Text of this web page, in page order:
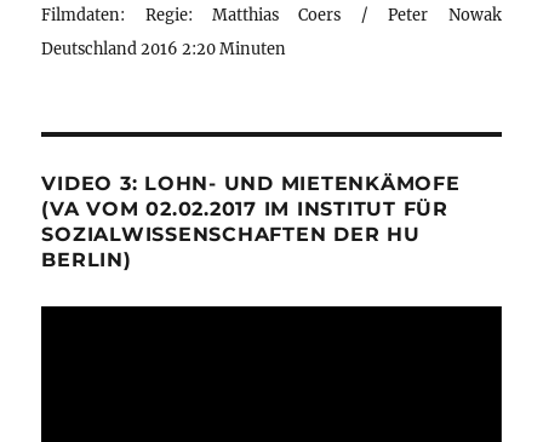
Filmdaten: Regie: Matthias Coers / Peter Nowak
Deutschland 2016 2:20 Minuten
VIDEO 3: LOHN- UND MIETENKÄMOFE
(VA VOM 02.02.2017 IM INSTITUT FÜR
SOZIALWISSENSCHAFTEN DER HU
BERLIN)